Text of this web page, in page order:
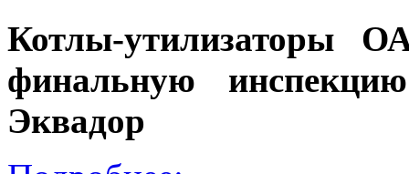
Котлы-утилизаторы
финальную
Эквадор